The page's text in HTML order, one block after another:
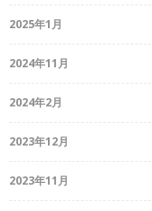
2025年1月
2024年11月
2024年2月
2023年12月
2023年11月